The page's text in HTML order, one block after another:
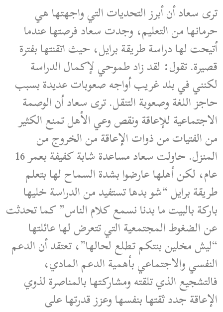
ترى سعاد أن أبرز التحديات التي واجهتها هي
حرمانها من التعليم، وجدت سعاد فرصتها عندما
أتيحت لها دراسة طريقة برايل، حيث اتقنتها بفترة
قصيرة. تقول: لقد زاد طموحي لإكمال الدراسة
لكنني في بلد غريب أواجه صعوبات عديدة بسبب
حاجز اللغة وصعوبة التنقل. ترى سعاد أن الوصمة
الاجتماعية للإعاقة ونقص وعي الأهل تمنع الكثير
من الفتيات من ذوات الإعاقة من الخروج من
المنزل. حاولت سعاد مساعدة شابة كفيفة بعمر 16
عام، لكن أهلها عارضوا بشدة السماح لها بتعلم
طريقة برايل “شو بدها تستفيد من الدراسة خليها
باركة بالبيت ما بدنا نسمع كلام الناس” كما تحدثت
عن الضغوط المجتمعية التي تتعرض لها عائلتها
“ليش مخلين بنتكم تطلع لحالها”، تعتقد أن الدعم
النفسي والاجتماعي بأهمية الدعم المادي،
فالتشجيع الذي تلقته ومشاركتها بالمناصرة لذوي
الإعاقة جدد ثقتها بنفسها وعزز قدرتها على